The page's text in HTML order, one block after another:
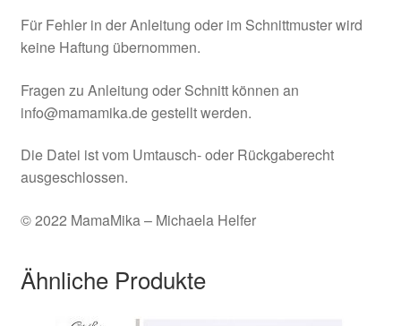
Für Fehler in der Anleitung oder im Schnittmuster wird
keine Haftung übernommen.
Fragen zu Anleitung oder Schnitt können an
info@mamamika.de gestellt werden.
Die Datei ist vom Umtausch- oder Rückgaberecht
ausgeschlossen.
© 2022 MamaMika – Michaela Helfer
Ähnliche Produkte